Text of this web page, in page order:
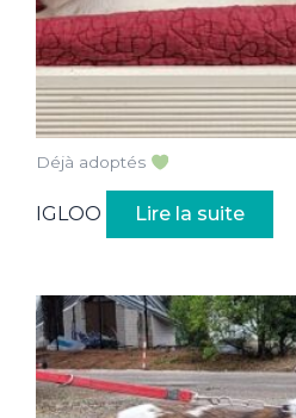
Déjà adoptés
IGLOO Lire la suite